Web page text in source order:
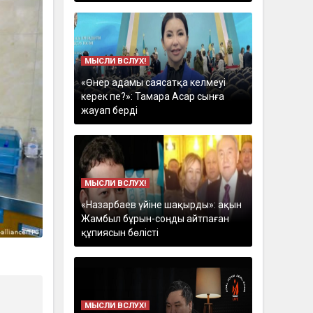
МЫСЛИ ВСЛУХ!
«Өнер адамы саясатқа келмеуі
керек пе?»: Тамара Асар сынға
жауап берді
МЫСЛИ ВСЛУХ!
«Назарбаев үйіне шақырды»: ақын
Жамбыл бұрын-соңды айтпаған
құпиясын бөлісті
МЫСЛИ ВСЛУХ!